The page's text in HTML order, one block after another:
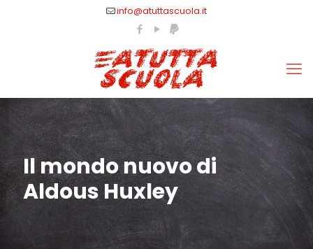
info@atuttascuola.it
Il mondo nuovo di
Aldous Huxley